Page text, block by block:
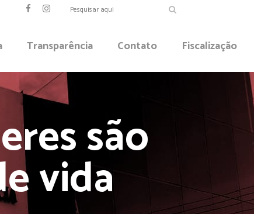
Transparência Contato Fiscalização
são
vida